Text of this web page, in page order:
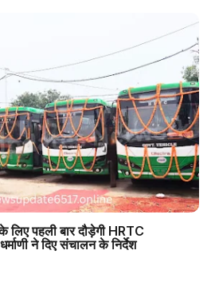
पहली बार दौड़ेगी HRTC
ने दिए संचालन के निर्देश